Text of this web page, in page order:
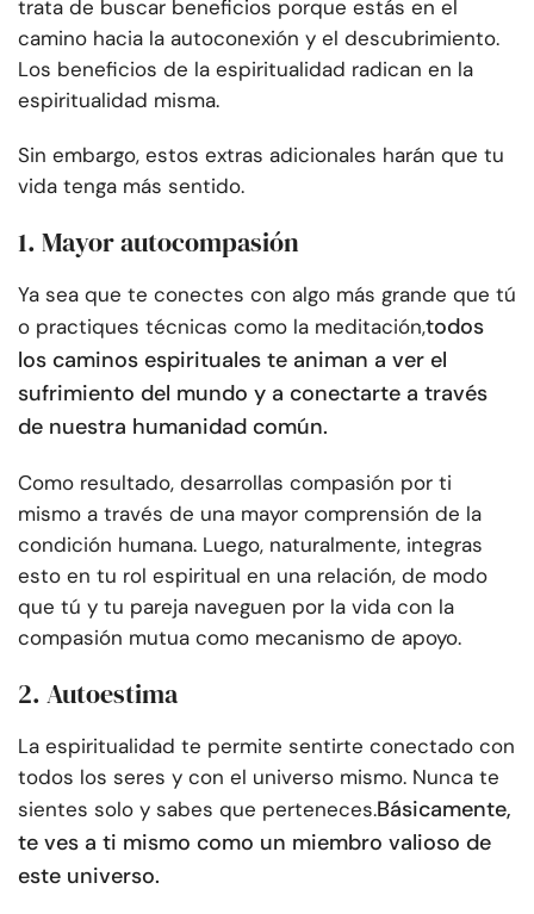
trata de buscar beneficios porque estás en el
camino hacia la autoconexión y el descubrimiento.
Los beneficios de la espiritualidad radican en la
espiritualidad misma.
Sin embargo, estos extras adicionales harán que tu
vida tenga más sentido.
1. Mayor autocompasión
Ya sea que te conectes con algo más grande que tú
o practiques técnicas como la meditación,todos
los caminos espirituales te animan a ver el
sufrimiento del mundo y a conectarte a través
de nuestra humanidad común.
Como resultado, desarrollas compasión por ti
mismo a través de una mayor comprensión de la
condición humana. Luego, naturalmente, integras
esto en tu rol espiritual en una relación, de modo
que tú y tu pareja naveguen por la vida con la
compasión mutua como mecanismo de apoyo.
2. Autoestima
La espiritualidad te permite sentirte conectado con
todos los seres y con el universo mismo. Nunca te
sientes solo y sabes que perteneces.Básicamente,
te ves a ti mismo como un miembro valioso de
este universo.